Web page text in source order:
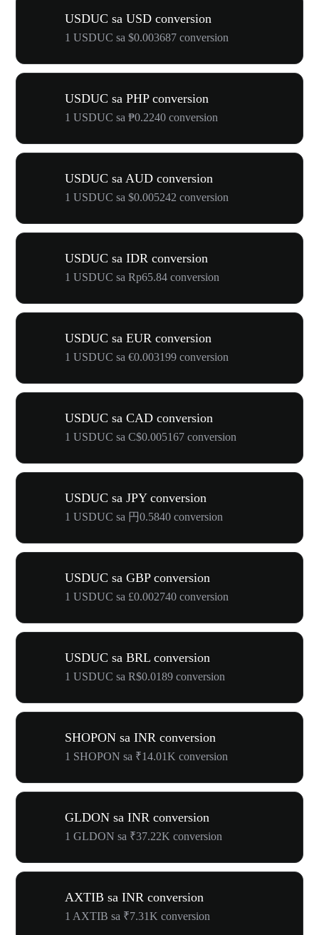
USDUC sa USD conversion
1 USDUC sa $0.003687 conversion
USDUC sa PHP conversion
1 USDUC sa ₱0.2240 conversion
USDUC sa AUD conversion
1 USDUC sa $0.005242 conversion
USDUC sa IDR conversion
1 USDUC sa Rp65.84 conversion
USDUC sa EUR conversion
1 USDUC sa €0.003199 conversion
USDUC sa CAD conversion
1 USDUC sa C$0.005167 conversion
USDUC sa JPY conversion
1 USDUC sa 円0.5840 conversion
USDUC sa GBP conversion
1 USDUC sa £0.002740 conversion
USDUC sa BRL conversion
1 USDUC sa R$0.0189 conversion
SHOPON sa INR conversion
1 SHOPON sa ₹14.01K conversion
GLDON sa INR conversion
1 GLDON sa ₹37.22K conversion
AXTIB sa INR conversion
1 AXTIB sa ₹7.31K conversion